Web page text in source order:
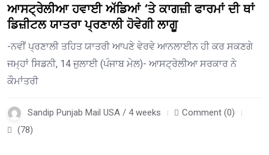
ਆਸਟ੍ਰੇਲੀਆ ਹਵਾਈ ਅੱਡਿਆਂ ‘ਤੇ ਕਾਗਜ਼ੀ ਫਾਰਮਾਂ ਦੀ ਥਾਂ
ਡਿਜ਼ੀਟਲ ਯਾਤਰਾ ਪ੍ਰਣਾਲੀ ਹੋਵੇਗੀ ਲਾਗੂ
-ਨਵੀਂ ਪ੍ਰਣਾਲੀ ਤਹਿਤ ਯਾਤਰੀ ਆਪਣੇ ਵੇਰਵੇ ਆਨਲਾਈਨ ਹੀ ਕਰ ਸਕਣਗੇ
ਜਮ੍ਹਾਂ ਸਿਡਨੀ, 14 ਜੁਲਾਈ (ਪੰਜਾਬ ਮੇਲ)- ਆਸਟ੍ਰੇਲੀਆ ਸਰਕਾਰ ਨੇ
ਕੌਮਾਂਤਰੀ
Sandip Punjab Mail USA / 4 weeks
Comment (0)
(78)